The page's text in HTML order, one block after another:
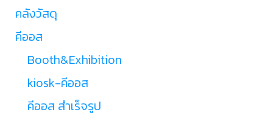
คลังวัสดุ
คีออส
Booth&Exhibition
kiosk-คีออส
คีออส สำเร็จรูป